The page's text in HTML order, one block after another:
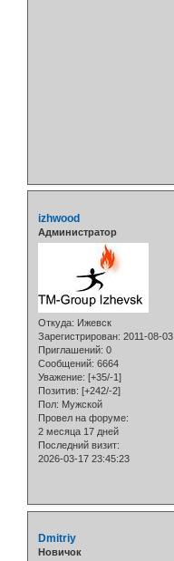
izhwood
Администратор
Откуда: Ижевск
Зарегистрирован: 2011-08-03
Приглашений: 0
Сообщений: 6664
Уважение: [+35/-1]
Позитив: [+242/-2]
Пол: Мужской
Провел на форуме:
2 месяца 17 дней
Последний визит:
2026-03-17 23:45:23
Dmitriy
Новичок